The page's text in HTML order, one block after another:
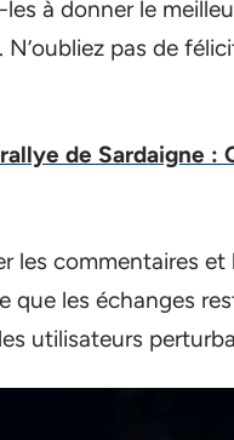
à donner le
pas de
de Sardaigne :
les commentaires
que les échanges
utilisateurs